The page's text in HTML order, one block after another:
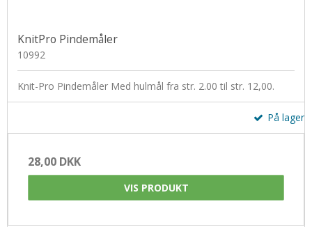
KnitPro Pindemåler
10992
Knit-Pro Pindemåler Med hulmål fra str. 2.00 til str. 12,00.
På lager
28,00 DKK
VIS PRODUKT